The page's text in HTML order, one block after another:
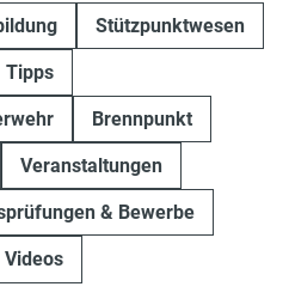
Stützpunktwesen
Tipps
Brennpunkt
Veranstaltungen
& Bewerbe
Videos